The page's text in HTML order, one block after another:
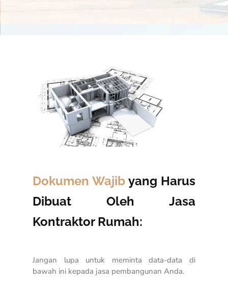
Dokumen Wajib yang Harus
Dibuat Oleh Jasa
Kontraktor Rumah:
Jangan lupa untuk meminta data-data di
bawah ini kepada jasa pembangunan Anda.